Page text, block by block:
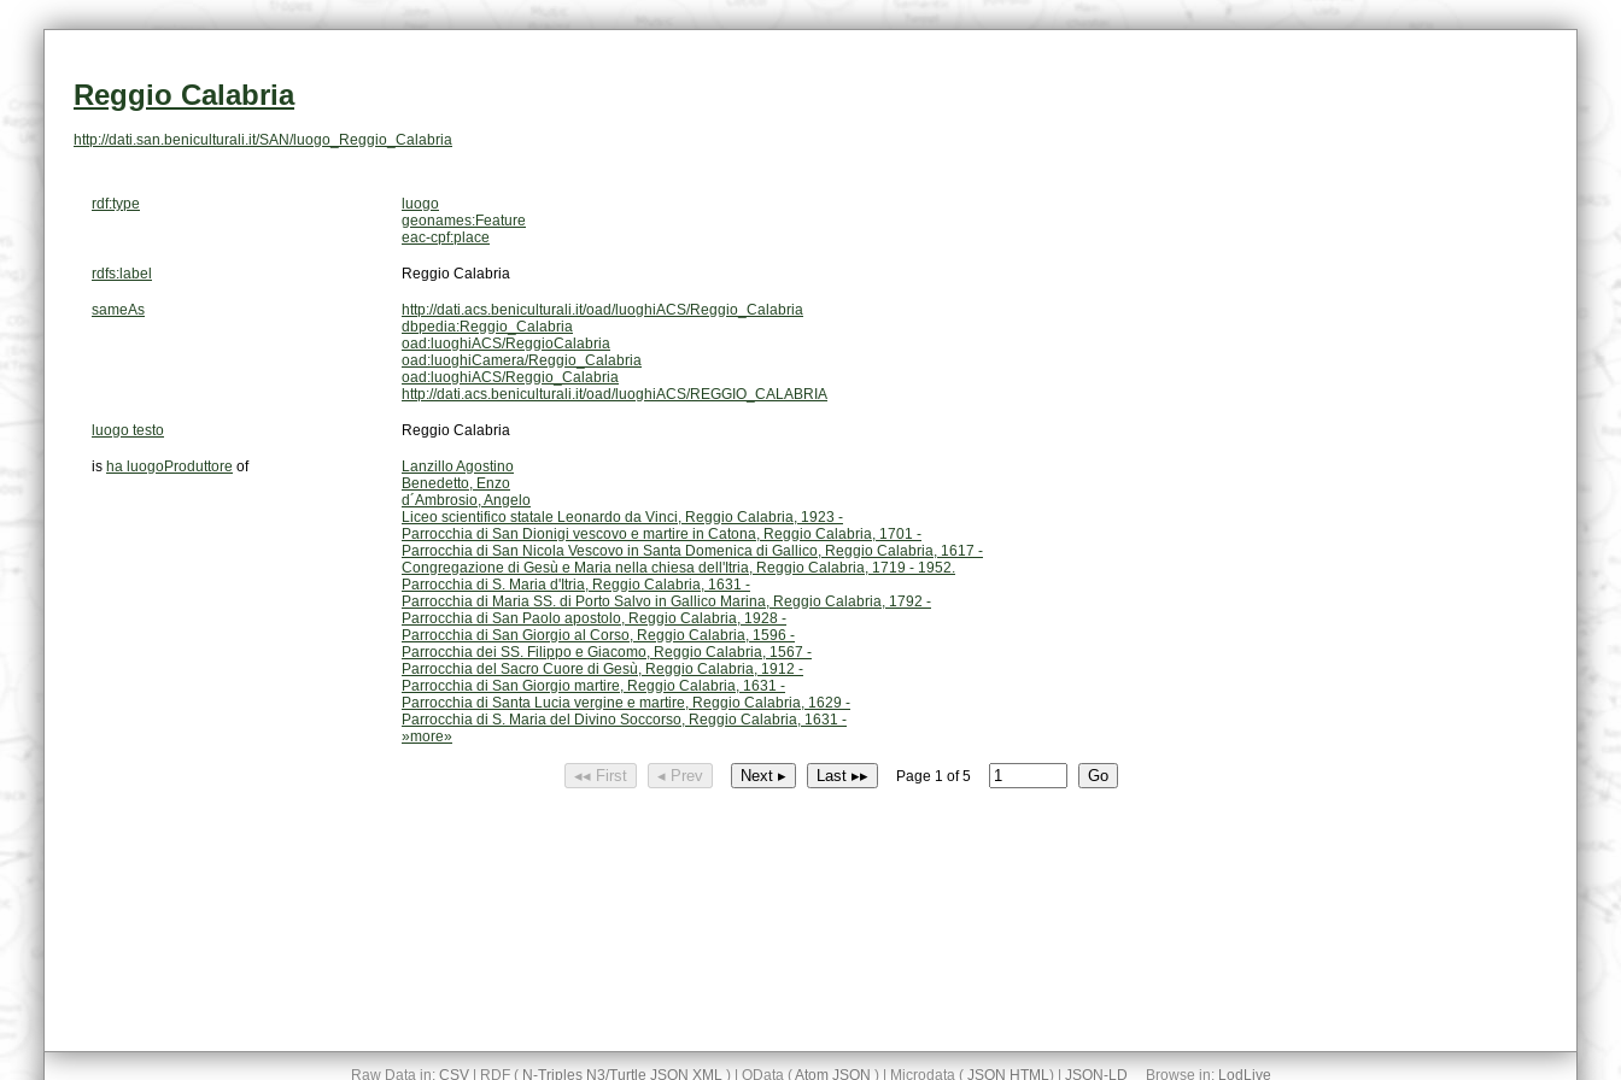
Reggio Calabria
http://dati.san.beniculturali.it/SAN/luogo_Reggio_Calabria
rdf:type
luogo
geonames:Feature
eac-cpf:place
rdfs:label Reggio Calabria
sameAs
http://dati.acs.beniculturali.it/oad/luoghiACS/Reggio_Calabria
dbpedia:Reggio_Calabria
oad:luoghiACS/ReggioCalabria
oad:luoghiCamera/Reggio_Calabria
oad:luoghiACS/Reggio_Calabria
http://dati.acs.beniculturali.it/oad/luoghiACS/REGGIO_CALABRIA
luogo testo Reggio Calabria
is ha luogoProduttore of
Lanzillo Agostino
Benedetto, Enzo
d´Ambrosio, Angelo
Liceo scientifico statale Leonardo da Vinci, Reggio Calabria, 1923 -
Parrocchia di San Dionigi vescovo e martire in Catona, Reggio Calabria, 1701 -
Parrocchia di San Nicola Vescovo in Santa Domenica di Gallico, Reggio Calabria, 1617 -
Congregazione di Gesù e Maria nella chiesa dell'Itria, Reggio Calabria, 1719 - 1952.
Parrocchia di S. Maria d'Itria, Reggio Calabria, 1631 -
Parrocchia di Maria SS. di Porto Salvo in Gallico Marina, Reggio Calabria, 1792 -
Parrocchia di San Paolo apostolo, Reggio Calabria, 1928 -
Parrocchia di San Giorgio al Corso, Reggio Calabria, 1596 -
Parrocchia dei SS. Filippo e Giacomo, Reggio Calabria, 1567 -
Parrocchia del Sacro Cuore di Gesù, Reggio Calabria, 1912 -
Parrocchia di San Giorgio martire, Reggio Calabria, 1631 -
Parrocchia di Santa Lucia vergine e martire, Reggio Calabria, 1629 -
Parrocchia di S. Maria del Divino Soccorso, Reggio Calabria, 1631 -
»more»
◂◂ First ◂ Prev Next ▸ Last ▸▸ Page 1 of 5 Go
Raw Data in: CSV| RDF ( N-Triples N3/Turtle JSON XML) | OData (Atom JSON ) | Microdata ( JSON HTML) | JSON-LD Browse in: LodLive